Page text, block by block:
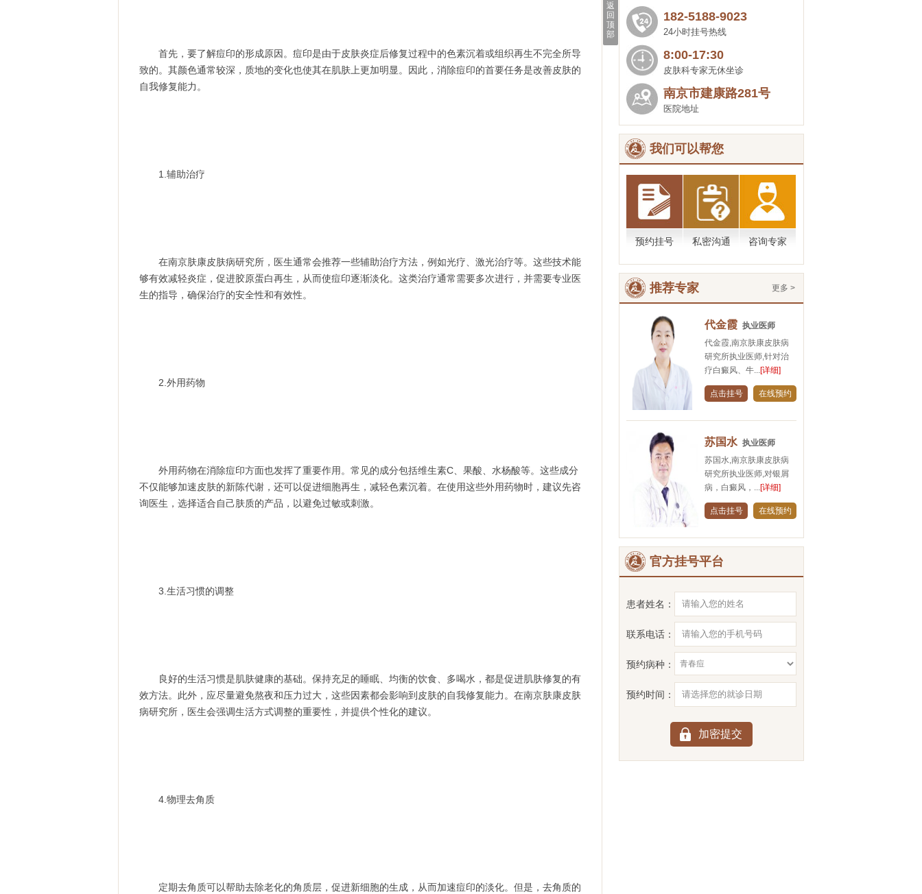
首先，要了解痘印的形成原因。痘印是由于皮肤炎症后修复过程中的色素沉着或组织再生不完全所导
致的。其颜色通常较深，质地的变化也使其在肌肤上更加明显。因此，消除痘印的首要任务是改善皮肤的
自我修复能力。
1.辅助治疗
在南京肤康皮肤病研究所，医生通常会推荐一些辅助治疗方法，例如光疗、激光治疗等。这些技术能
够有效减轻炎症，促进胶原蛋白再生，从而使痘印逐渐淡化。这类治疗通常需要多次进行，并需要专业医
生的指导，确保治疗的安全性和有效性。
2.外用药物
外用药物在消除痘印方面也发挥了重要作用。常见的成分包括维生素C、果酸、水杨酸等。这些成分
不仅能够加速皮肤的新陈代谢，还可以促进细胞再生，减轻色素沉着。在使用这些外用药物时，建议先咨
询医生，选择适合自己肤质的产品，以避免过敏或刺激。
3.生活习惯的调整
良好的生活习惯是肌肤健康的基础。保持充足的睡眠、均衡的饮食、多喝水，都是促进肌肤修复的有
效方法。此外，应尽量避免熬夜和压力过大，这些因素都会影响到皮肤的自我修复能力。在南京肤康皮肤
病研究所，医生会强调生活方式调整的重要性，并提供个性化的建议。
4.物理去角质
定期去角质可以帮助去除老化的角质层，促进新细胞的生成，从而加速痘印的淡化。但是，去角质的
返
回
顶
部
182-5188-9023
24小时挂号热线
8:00-17:30
皮肤科专家无休坐诊
南京市建康路281号
医院地址
我们可以帮您
预约挂号 私密沟通 咨询专家
推荐专家 更多 >
代金霞 执业医师
代金霞,南京肤康皮肤病
研究所执业医师,针对治
疗白癜风、牛...[详细]
点击挂号 在线预约
苏国水 执业医师
苏国水,南京肤康皮肤病
研究所执业医师,对银屑
病，白癜风，...[详细]
点击挂号 在线预约
官方挂号平台
患者姓名：
联系电话：
预约病种：
预约时间：